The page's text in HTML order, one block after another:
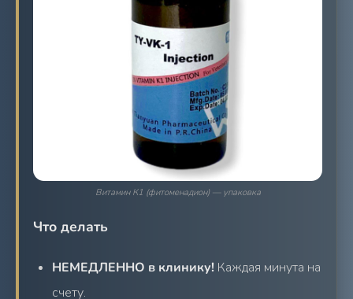
Витамин К1 (фитоменадион) — упаковка
Что делать
НЕМЕДЛЕННО в клинику! Каждая минута на
счету.